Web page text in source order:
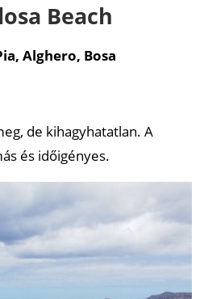
Beach
Alghero, Bosa
de kihagyhatatlan. A
és időigényes.